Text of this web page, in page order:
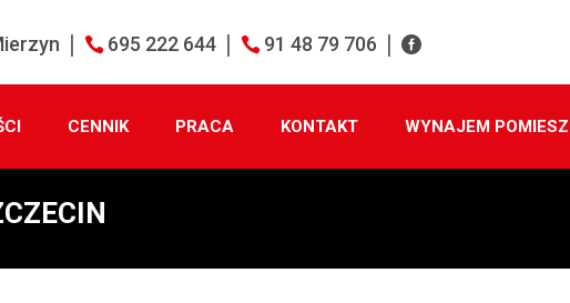
695 222 644 91 48 79 706
CENNIK PRACA KONTAKT WYNAJEM